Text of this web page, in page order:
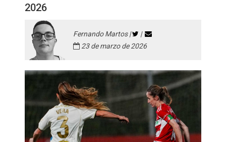
2026
Fernando Martos |
|
23 de marzo de 2026